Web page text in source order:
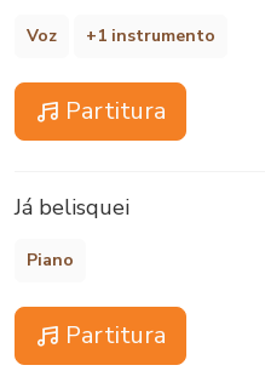
Voz +1 instrumento
Partitura
Já belisquei
Piano
Partitura